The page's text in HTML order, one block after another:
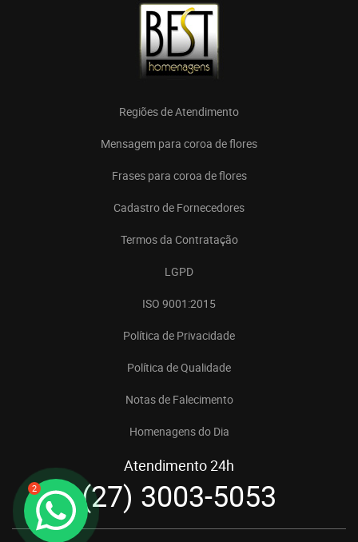
2
Regiões de Atendimento
Mensagem para coroa de flores
Frases para coroa de flores
Cadastro de Fornecedores
Termos da Contratação
LGPD
ISO 9001:2015
Política de Privacidade
Política de Qualidade
Notas de Falecimento
Homenagens do Dia
Atendimento 24h
(27) 3003-5053